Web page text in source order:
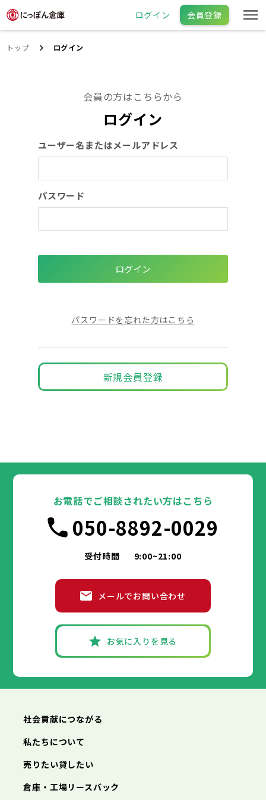
ログイン 会員登録
トップ ログイン
会員の方はこちらから
ログイン
ユーザー名またはメールアドレス
パスワード
パスワードを忘れた方はこちら
新規会員登録
お電話でご相談されたい方はこちら
050-8892-0029
受付時間 9:00~21:00
メールでお問い合わせ
お気に入りを見る
社会貢献につながる
私たちについて
売りたい貸したい
倉庫・工場リースバック